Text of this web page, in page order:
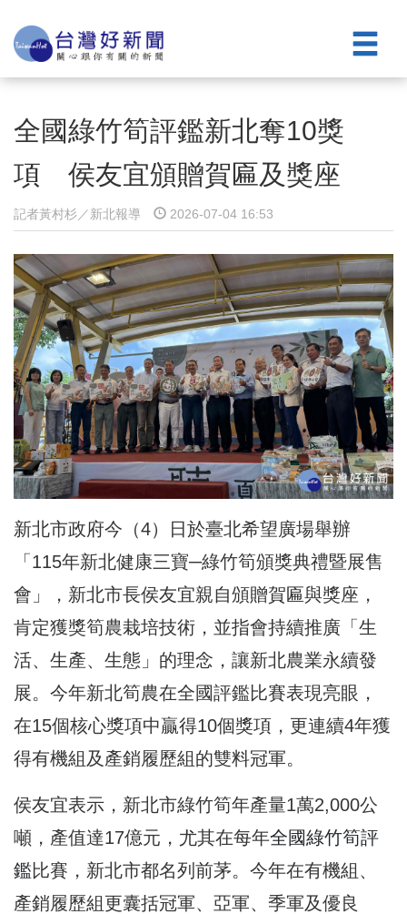
全國綠竹筍評鑑新北奪10獎
項 侯友宜頒贈賀匾及獎座
記者黃村杉／新北報導 2026-07-04 16:53
新北市政府今（4）
日於臺北希望廣場舉辦
「115年新北健康三寶─綠竹筍頒獎典禮暨展售
會」，新北市長侯友宜親自頒贈賀匾與獎座，
肯定獲獎筍農栽培技術，並指會持續推廣「生
活、生產、生態」 的理念，讓新北農業永續發
展。 今年新北筍農在全國評鑑比賽表現亮眼，
在15個核心獎項中贏得10個獎項 ，更連續4年獲
得有機組及產銷履歷組的雙料冠軍。
侯友宜表示，新北市綠竹筍年產量1萬2,000公
噸，產值達17億元，尤其在每年全國綠竹筍評
鑑比賽，新北市都名列前茅。 今年在有機組、
產銷履歷組更囊括冠軍、亞軍、季軍及優良